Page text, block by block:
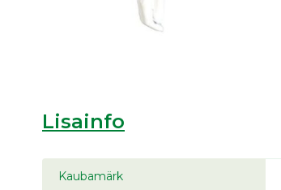
Lisainfo
Kaubamärk